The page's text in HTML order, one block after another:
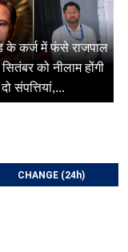
के कर्ज में फंसे राजपाल
को नीलाम होंगी
दो संपत्तियां,...